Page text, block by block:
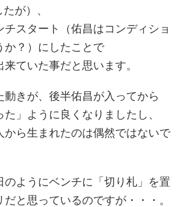
が）、
スタート（佑昌はコンディショ
か？）にしたことで
ていた事だと思います。
動きが、後半佑昌が入ってから
た」ように良くなりましたし、
から生まれたのは偶然ではないで
のようにベンチに「切り札」を置
と思っているのですが・・・。